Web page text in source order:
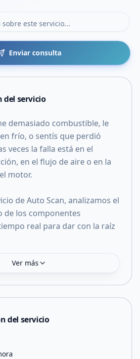
Enviar consulta
del servicio
demasiado combustible, le
frío, o sentís que perdió
veces la falla está en el
en el flujo de aire o en la
motor.
de Auto Scan, analizamos el
los componentes
real para dar con la raíz
Ver más
del servicio